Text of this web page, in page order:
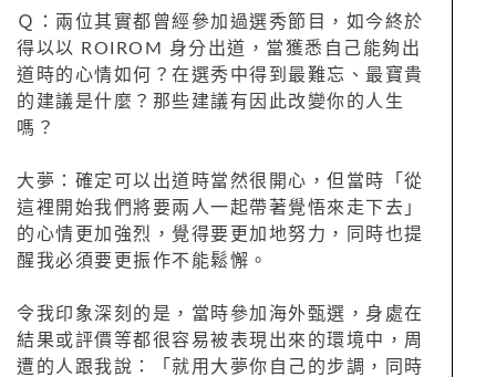
Ｑ：兩位其實都曾經參加過選秀節目，如今終於
得以以 ROIROM 身分出道，當獲悉自己能夠出
道時的心情如何？在選秀中得到最難忘、最寶貴
的建議是什麼？那些建議有因此改變你的人生
嗎？
大夢：確定可以出道時當然很開心，但當時「從
這裡開始我們將要兩人一起帶著覺悟來走下去」
的心情更加強烈，覺得要更加地努力，同時也提
醒我必須要更振作不能鬆懈。
令我印象深刻的是，當時參加海外甄選，身處在
結果或評價等都很容易被表現出來的環境中，周
遭的人跟我說：「就用大夢你自己的步調，同時